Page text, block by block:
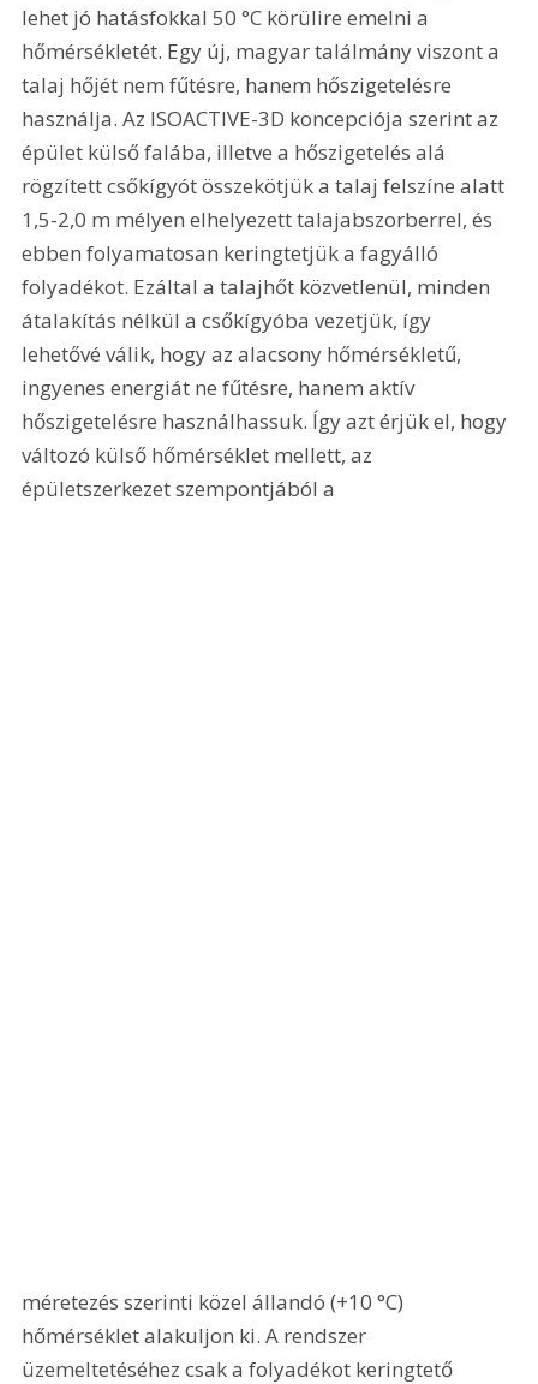
lehet jó hatásfokkal 50 °C körülire emelni a
hőmérsékletét. Egy új, magyar találmány viszont a
talaj hőjét nem fűtésre, hanem hőszigetelésre
használja. Az ISOACTIVE-3D koncepciója szerint az
épület külső falába, illetve a hőszigetelés alá
rögzített csőkígyót összekötjük a talaj felszíne alatt
1,5-2,0 m mélyen elhelyezett talajabszorberrel, és
ebben folyamatosan keringtetjük a fagyálló
folyadékot. Ezáltal a talajhőt közvetlenül, minden
átalakítás nélkül a csőkígyóba vezetjük, így
lehetővé válik, hogy az alacsony hőmérsékletű,
ingyenes energiát ne fűtésre, hanem aktív
hőszigetelésre használhassuk. Így azt érjük el, hogy
változó külső hőmérséklet mellett, az
épületszerkezet szempontjából a
méretezés szerinti közel állandó (+10 °C)
hőmérséklet alakuljon ki. A rendszer
üzemeltetéséhez csak a folyadékot keringtető